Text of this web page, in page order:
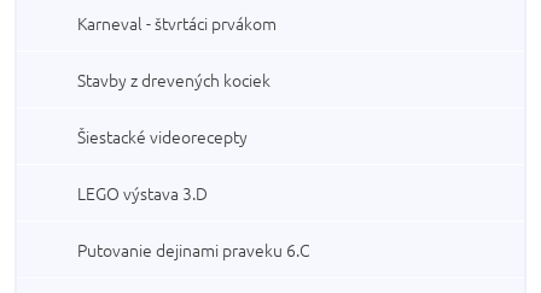
Karneval - štvrtáci prvákom
Stavby z drevených kociek
Šiestacké videorecepty
LEGO výstava 3.D
Putovanie dejinami praveku 6.C